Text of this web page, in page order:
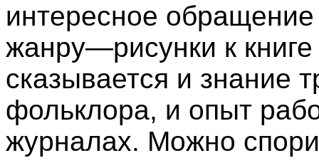
интересное
жанру—рисунки к
сказывается и знание
фольклора, и опыт
журналах. Можно